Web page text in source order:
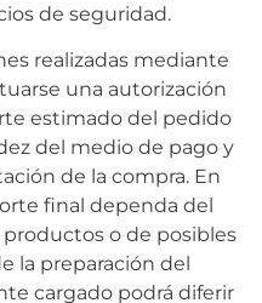
de seguridad.
realizadas mediante
una autorización
estimado del pedido
del medio de pago y
de la compra. En
final dependa del
o de posibles
la preparación del
cargado podrá diferir